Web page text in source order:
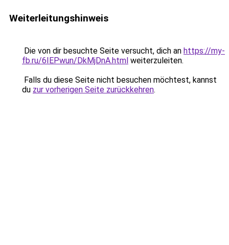
Weiterleitungshinweis
Die von dir besuchte Seite versucht, dich an https://my-
fb.ru/6IEPwun/DkMjDnA.html weiterzuleiten.
Falls du diese Seite nicht besuchen möchtest, kannst
du zur vorherigen Seite zurückkehren.